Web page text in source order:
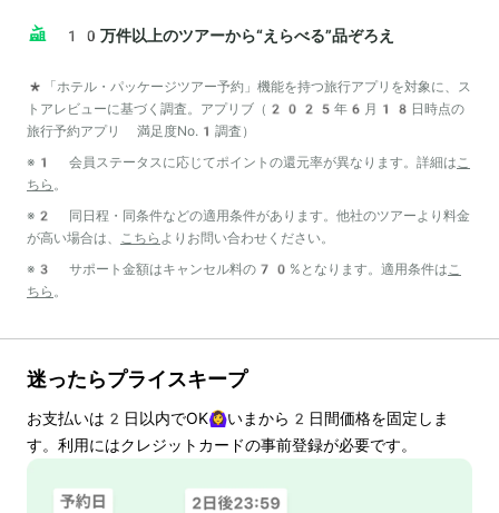
10万件以上のツアーから“えらべる”品ぞろえ
*「ホテル・パッケージツアー予約」機能を持つ旅行アプリを対象に、ス
トアレビューに基づく調査。アプリブ（2025年6月18日時点の
旅行予約アプリ 満足度No.1調査）
※1 会員ステータスに応じてポイントの還元率が異なります。詳細はこ
ちら 。
※2 同日程・同条件などの適用条件があります。他社のツアーより料金
が高い場合は、 こちら よりお問い合わせください。
※3 サポート金額はキャンセル料の70%となります。適用条件はこ
ちら 。
迷ったらプライスキープ
お支払いは 2 日以内でOK🙆‍♀️いまから 2 日間価格を固定しま
す。利用にはクレジットカードの事前登録が必要です。